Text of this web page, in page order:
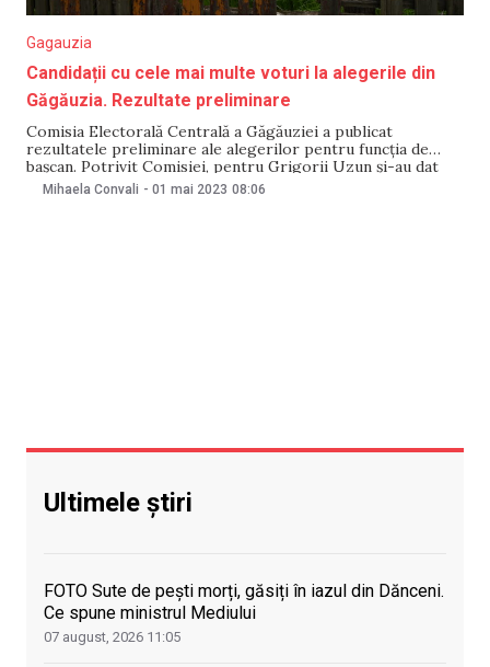
Gagauzia
Candidații cu cele mai multe voturi la alegerile din
Găgăuzia. Rezultate preliminare
Comisia Electorală Centrală a Găgăuziei a publicat
rezultatele preliminare ale alegerilor pentru funcția de
bașcan. Potrivit Comisiei, pentru Grigorii Uzun și-au dat
votul 14 849 alegători, dar pentru Evghenia Guțul – 14 890.
Mihaela Convali - 01 mai 2023 08:06
Ultimele știri
FOTO Sute de pești morți, găsiți în iazul din Dănceni.
Ce spune ministrul Mediului
07 august, 2026 11:05